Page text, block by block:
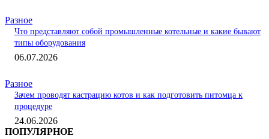
Разное
Что представляют собой промышленные котельные и какие бывают
типы оборудования
06.07.2026
Разное
Зачем проводят кастрацию котов и как подготовить питомца к
процедуре
24.06.2026
ПОПУЛЯРНОЕ